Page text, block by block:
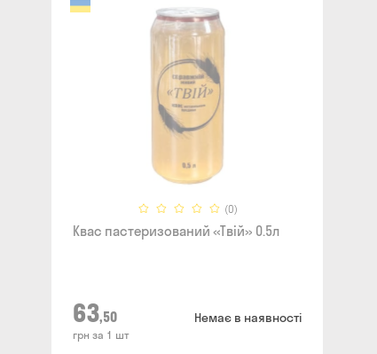
(0)
Квас пастеризований «Твій» 0.5л
63,50
грн за 1 шт
Немає в наявності